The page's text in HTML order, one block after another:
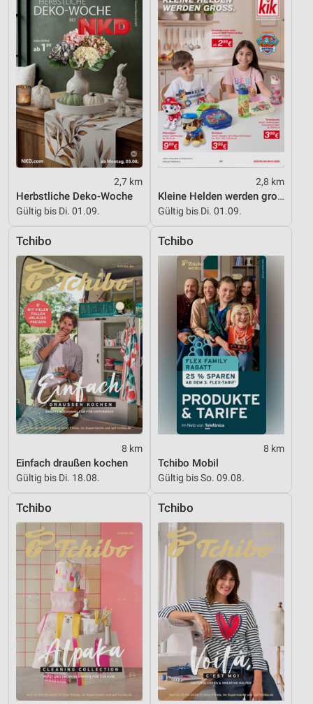
2,7 km
Herbstliche Deko-Woche
Gültig bis Di. 01.09.
2,8 km
Kleine Helden werden gross
Gültig bis Di. 01.09.
Tchibo
8 km
Einfach draußen kochen
Gültig bis Di. 18.08.
Tchibo
8 km
Tchibo Mobil
Gültig bis So. 09.08.
Tchibo Tchibo
Performance
Funktional
Werbung